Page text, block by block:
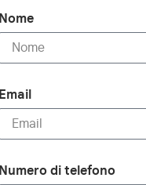
Nome
Email
Numero di telefono